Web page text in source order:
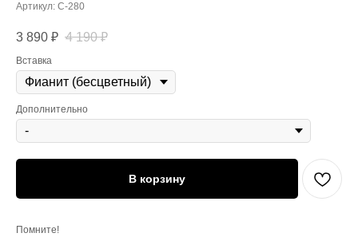
Артикул: С-280
3 890 ₽ 4 190 ₽
Вставка
Дополнительно
В корзину
Помните!